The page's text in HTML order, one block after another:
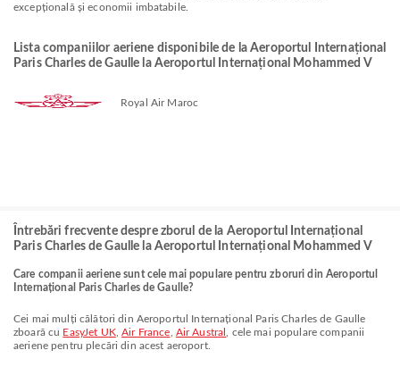
excepțională și economii imbatabile.
Lista companiilor aeriene disponibile de la Aeroportul Internațional
Paris Charles de Gaulle la Aeroportul Internațional Mohammed V
Royal Air Maroc
Întrebări frecvente despre zborul de la Aeroportul Internațional
Paris Charles de Gaulle la Aeroportul Internațional Mohammed V
Care companii aeriene sunt cele mai populare pentru zboruri din Aeroportul
Internațional Paris Charles de Gaulle?
Cei mai mulți călători din Aeroportul Internațional Paris Charles de Gaulle
zboară cu EasyJet UK,Air France Air Austral
, cele mai populare companii
aeriene pentru plecări din acest aeroport.